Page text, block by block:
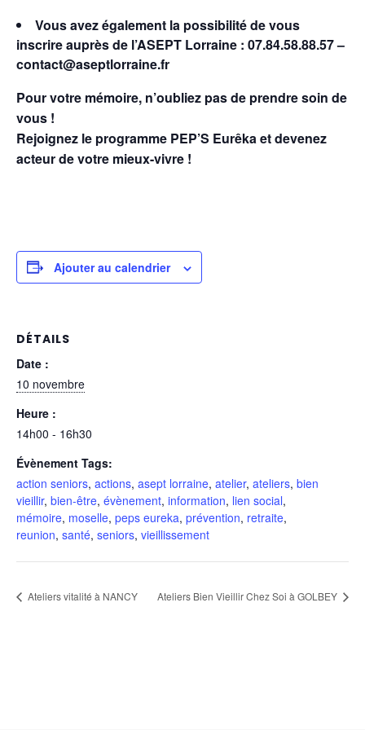
Vous avez également la possibilité de vous
inscrire auprès de l’ASEPT Lorraine : 07.84.58.88.57 –
contact@aseptlorraine.fr
Pour votre mémoire, n’oubliez pas de prendre soin de
vous !
Rejoignez le programme PEP’S Eurêka et devenez
acteur de votre mieux-vivre !
Ajouter au calendrier
DÉTAILS
Date :
10 novembre
Heure :
14h00 - 16h30
Évènement Tags:
action seniors, actions, asept lorraine, atelier, ateliers, bien
vieillir, bien-être, évènement, information, lien social,
mémoire, moselle, peps eureka, prévention, retraite,
reunion, santé, seniors, vieillissement
Ateliers vitalité à NANCY Ateliers Bien Vieillir Chez Soi à GOLBEY